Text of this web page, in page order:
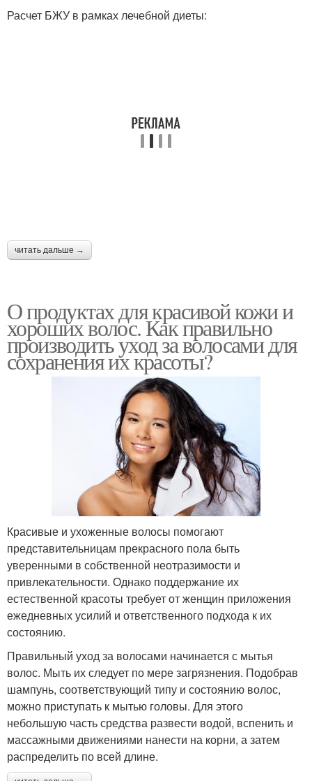
Расчет БЖУ в рамках лечебной диеты:
читать дальше →
О продуктах для красивой кожи и
хороших волос. Как правильно
производить уход за волосами для
сохранения их красоты?
Красивые и ухоженные волосы помогают
представительницам прекрасного пола быть
уверенными в собственной неотразимости и
привлекательности. Однако поддержание их
естественной красоты требует от женщин приложения
ежедневных усилий и ответственного подхода к их
состоянию.
Правильный уход за волосами начинается с мытья
волос. Мыть их следует по мере загрязнения. Подобрав
шампунь, соответствующий типу и состоянию волос,
можно приступать к мытью головы. Для этого
небольшую часть средства развести водой, вспенить и
массажными движениями нанести на корни, а затем
распределить по всей длине.